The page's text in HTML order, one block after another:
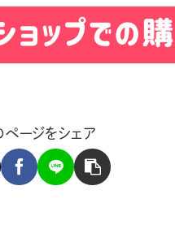
ページをシェア